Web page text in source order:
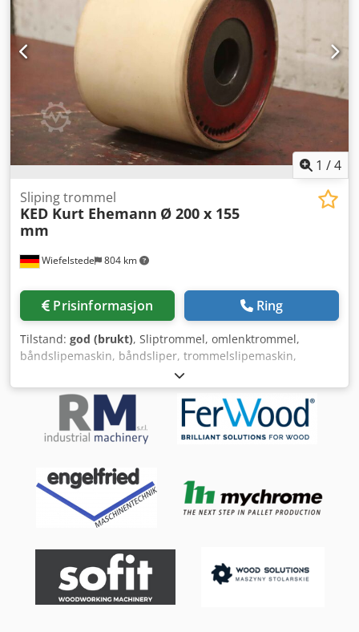
1 /4
Wiefelstede 804 km
Sliping trommel
KED Kurt Ehemann Ø 200 x 155
mm
Prisinformasjon Ring
Tilstand: god (brukt), Sliptrommel, omlenktrommel,
båndslipemaskin, båndsliper, trommelslipemaskin,
trommelsliper, transportbåndruller, transportøreruller,
reserveruller, transportbånd, rullebane, bærruller -
Produsent: KED Kurt Ehemann, sliptrommel
trommelbredde 155 mm - Trommel: Ø 200 mm - Opptak: Ø
47 x 135 mm - Antall: 4x trommer tilgjengelig
- Vekt: 8,0 kg/stk.